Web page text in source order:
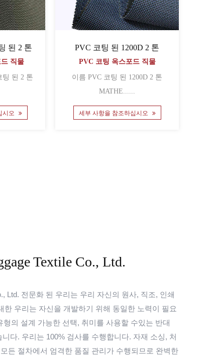
된 2 톤
직물
시오
PVC 코팅 된 1200D 2 톤
PVC 코팅 옥스포드 직물
이름 PVC 코팅 된 1200D 2 톤
MATHE......
세부 사항을 참조하십시오
Textile Co., Ltd.
Ltd. 전문화 된 우리는 우리 자신의 원사, 직조, 인쇄
한 우리는 자신을 개발하기 위해 동일한 노력이 필요
의 설계 가능한 선택, 취미를 사용할 수있는 반대
다. 우리는 100% 검사를 수행합니다. 자재 소싱, 처
든 절차에서 엄격한 품질 관리가 수행되므로 완벽한